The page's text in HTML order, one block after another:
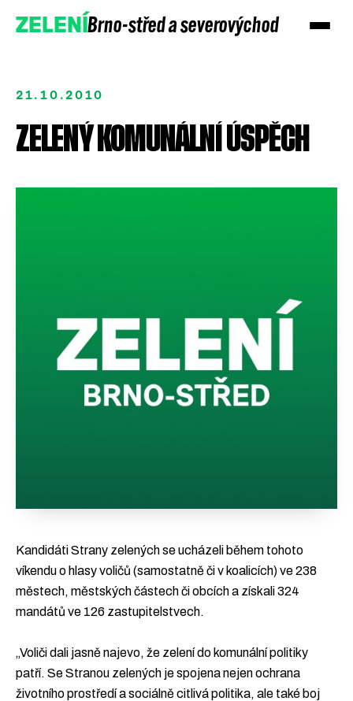
ZELENÍBrno-střed a severovýchod
21.10.2010
ZELENÝ KOMUNÁLNÍ ÚSPĚCH
Kandidáti Strany zelených se ucházeli během tohoto
víkendu o hlasy voličů (samostatně či v koalicích) ve 238
městech, městských částech či obcích a získali 324
mandátů ve 126 zastupitelstvech.
„Voliči dali jasně najevo, že zelení do komunální politiky
patří. Se Stranou zelených je spojena nejen ochrana
životního prostředí a sociálně citlivá politika, ale také boj